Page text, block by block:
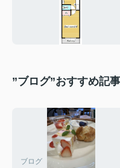
”ブログ”おすすめ記事
ブログ